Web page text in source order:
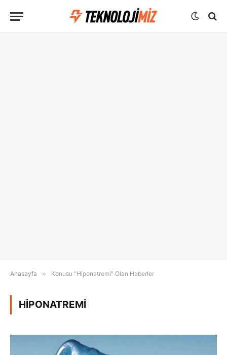
Anasayfa » Konusu "Hiponatremi" Olan Haberler
HIPONATREMI